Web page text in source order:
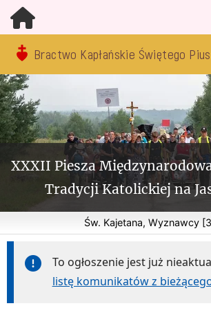
Bractwo Kapłańskie Świętego
XXXII Piesza
Tradycji Katolickiej na
Św. Kajetana, Wyznawcy
To ogłoszenie jest już
listę komunikatów z